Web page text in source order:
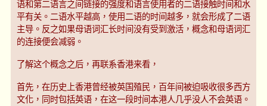
语和第二语言之间链接的强度和语言使用者的二语接触时间和水
平有关。二语水平越高，使用二语的时间越多，就会形成了二语
主导。反之如果母语词汇长时间没有受到激活，概念和母语词汇
的连接便会减弱。
了解这个概念之后，再联系香港来看，
首先，在历史上香港曾经被英国殖民，百年间被迫吸收很多西方
文化，同时包括英语，在这一段时间本港人几乎没人不会英语。